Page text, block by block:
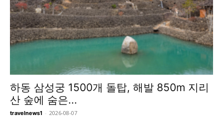
하동 삼성궁 1500개 돌탑, 해발 850m 지리
산 숲에 숨은...
travelnews1 - 2026-08-07